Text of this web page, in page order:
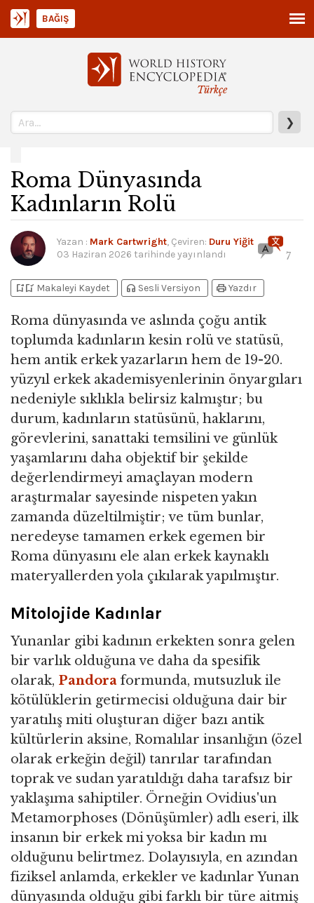
Türkçe
❯
BAĞIŞ
Roma Dünyasında
Kadınların Rolü
Yazan : Mark Cartwright, Çeviren: Duru Yiğit
03 Haziran 2026 tarihinde yayınlandı 7
bookmark_addbookmark_added Makaleyi Kaydet headphones Sesli Versiyon printYazdır
Roma dünyasında ve aslında çoğu antik
toplumda kadınların kesin rolü ve statüsü,
hem antik erkek yazarların hem de 19-20.
yüzyıl erkek akademisyenlerinin önyargıları
nedeniyle sıklıkla belirsiz kalmıştır; bu
durum, kadınların statüsünü, haklarını,
görevlerini, sanattaki temsilini ve günlük
yaşamlarını daha objektif bir şekilde
değerlendirmeyi amaçlayan modern
araştırmalar sayesinde nispeten yakın
zamanda düzeltilmiştir; ve tüm bunlar,
neredeyse tamamen erkek egemen bir
Roma dünyasını ele alan erkek kaynaklı
materyallerden yola çıkılarak yapılmıştır.
Mitolojide Kadınlar
Yunanlar gibi kadının erkekten sonra gelen
bir varlık olduğuna ve daha da spesifik
olarak, Pandora formunda, mutsuzluk ile
kötülüklerin getirmecisi olduğuna dair bir
yaratılış miti oluşturan diğer bazı antik
kültürlerin aksine, Romalılar insanlığın (özel
olarak erkeğin değil) tanrılar tarafından
toprak ve sudan yaratıldığı daha tarafsız bir
yaklaşıma sahiptiler. Örneğin Ovidius'un
Metamorphoses (Dönüşümler) adlı eseri, ilk
insanın bir erkek mi yoksa bir kadın mı
olduğunu belirtmez. Dolayısıyla, en azından
fiziksel anlamda, erkekler ve kadınlar Yunan
dünyasında olduğu gibi farklı bir türe aitmiş